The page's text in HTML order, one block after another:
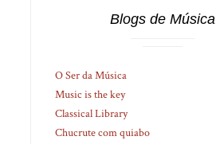
Blogs de Música
O Ser da Música
Music is the key
Classical Library
Chucrute com quiabo